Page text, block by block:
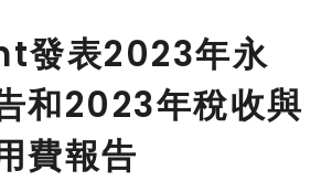
發表2023年永
和2023年稅收與
費報告